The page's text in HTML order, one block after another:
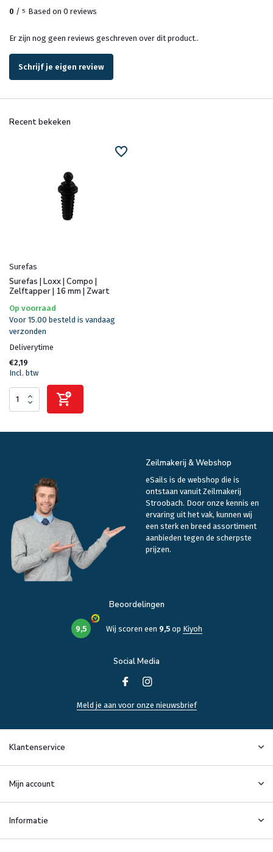
0 / 5 Based on 0 reviews
Er zijn nog geen reviews geschreven over dit product..
Schrijf je eigen review
Recent bekeken
Surefas
Surefas | Loxx | Compo |
Zelftapper | 16 mm | Zwart
Op voorraad
Voor 15.00 besteld is vandaag
verzonden
Deliverytime
€2,19
Incl. btw
Zeilmakerij & Webshop
eSails is de webshop die is
ontstaan vanuit Zeilmakerij
Stroobach. Door onze kennis en
ervaring uit het vak, kunnen wij
een sterk en breed assortiment
aanbieden tegen de scherpste
prijzen.
Beoordelingen
9,5 Wij scoren een 9,5op Kiyoh
Social Media
Meld je aan voor onze nieuwsbrief
Klantenservice
Mijn account
Informatie